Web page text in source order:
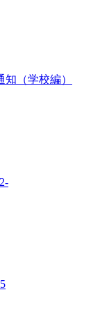
（学校編）